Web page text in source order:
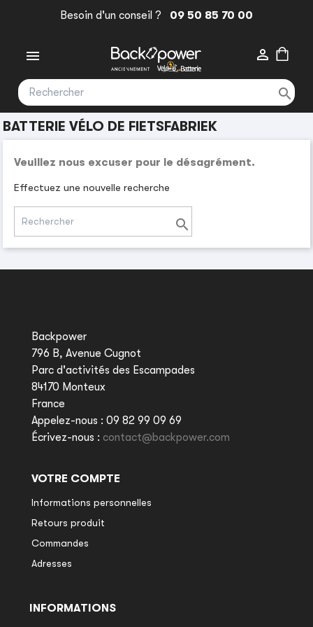
Besoin d'un conseil ? 09 50 85 70 00
 

BATTERIE VÉLO DE FIETSFABRIEK
Veuillez nous excuser pour le désagrément.
Effectuez une nouvelle recherche

Backpower
796 B, Avenue Cugnot
Parc d'activités des Escampades
84170 Monteux
France
Appelez-nous : 09 82 99 09 69
Écrivez-nous : contact@backpower.com
VOTRE COMPTE
Informations personnelles
Retours produit
Commandes
Adresses
INFORMATIONS